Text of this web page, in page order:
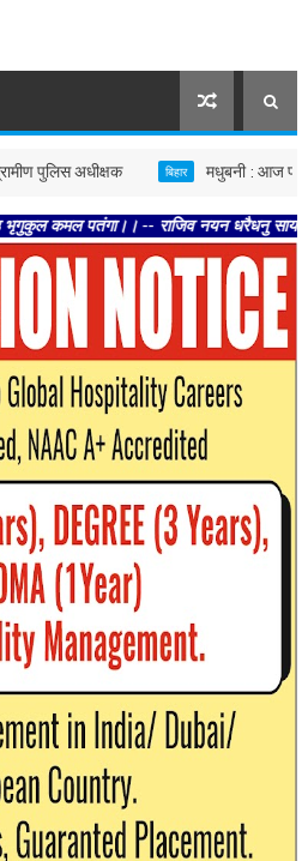
अधीक्षक बिहार मधुबनी : आज पौधशाला,
-- राजिव नयन धरैधनु सायक । भगत